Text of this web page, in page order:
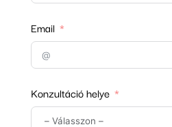
Email
Konzultáció helye